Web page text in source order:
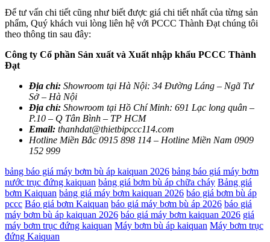
Để tư vấn chi tiết cũng như biết được giá chi tiết nhất của từng sản
phẩm, Quý khách vui lòng liên hệ với PCCC Thành Đạt chúng tôi
theo thông tin sau đây:
Công ty Cổ phần Sản xuất và Xuất nhập khẩu PCCC Thành
Đạt
Địa chỉ: Showroom tại Hà Nội: 34 Đường Láng – Ngã Tư
Sở – Hà Nội
Địa chỉ: Showroom tại Hồ Chí Minh: 691 Lạc long quân –
P.10 – Q Tân Bình – TP HCM
Email: thanhdat@thietbipccc114.com
Hotline Miền Bắc 0915 898 114 – Hotline Miền Nam 0909
152 999
bảng báo giá máy bơm bù áp kaiquan 2026 bảng báo giá máy bơm
nước trục đứng kaiquan bảng giá bơm bù áp chữa cháy Bảng giá
bơm Kaiquan bảng giá máy bơm kaiquan 2026 báo giá bơm bù áp
pccc Báo giá bơm Kaiquan báo giá máy bơm bù áp 2026 báo giá
máy bơm bù áp kaiquan 2026 báo giá máy bơm kaiquan 2026 giá
máy bơm trục đứng kaiquan Máy bơm bù áp kaiquan Máy bơm trục
đứng Kaiquan